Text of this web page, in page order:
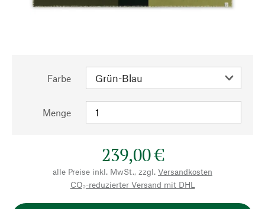
Farbe
Menge
239,00 €
alle Preise inkl. MwSt., zzgl. Versandkosten
CO₂-reduzierter Versand mit DHL